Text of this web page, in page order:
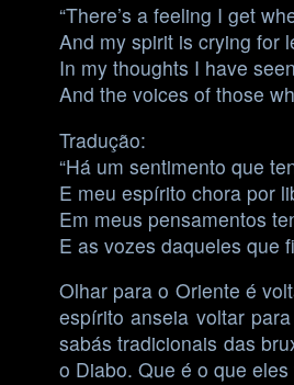
“There’s a feeling I get
And my spirit is crying for
In my thoughts I have
And the voices of those
Tradução:
“Há um sentimento que
E meu espírito chora por
Em meus pensamentos
E as vozes daqueles que
Olhar para o Oriente é
espírito anseia voltar
sabás tradicionais das
o Diabo. Que é o que